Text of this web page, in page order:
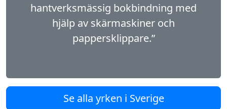
hantverksmässig bokbindning med
hjälp av skär­maskiner och
pappersklippare.”
Se alla yrken i Sverige